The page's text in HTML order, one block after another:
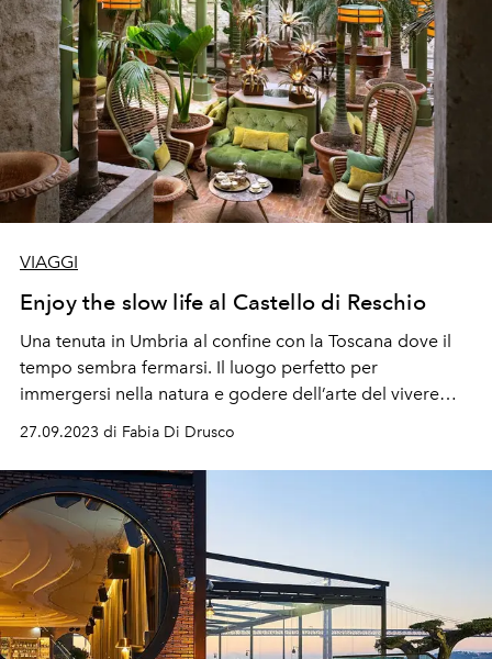
VIAGGI
Enjoy the slow life al Castello di Reschio
Una tenuta in Umbria al confine con la Toscana dove il
tempo sembra fermarsi. Il luogo perfetto per
immergersi nella natura e godere dell’arte del vivere
immaginata dai proprietari, Benedikt Bolza e Nencia
27.09.2023 di Fabia Di Drusco